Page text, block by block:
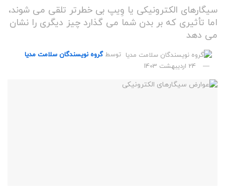
سیگارهای الکترونیکی یا وِیپ بی خطرتر تلقی می شوند،
اما تأثیری که بر بدن شما می گذارد چیز دیگری را نشان
می دهد
توسط گروه نویسندگان سلامت مدیا
24 اردیبهشت 1403